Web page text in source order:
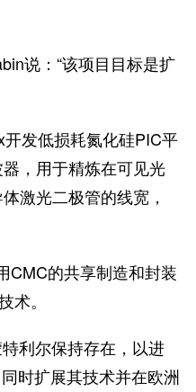
说：“该项目目标是扩
发低损耗氮化硅PIC平
，用于精炼在可见光
激光二极管的线宽，
CMC的共享制造和封装
术。
利尔保持存在，以进
时扩展其技术并在欧洲